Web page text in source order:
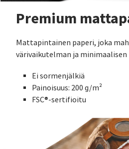
Premium
Mattapintainen paperi, joka
värivaikutelman ja minimaalisen
Ei sormenjälkiä
Painoisuus: 200 g/m²
FSC®-sertifioitu